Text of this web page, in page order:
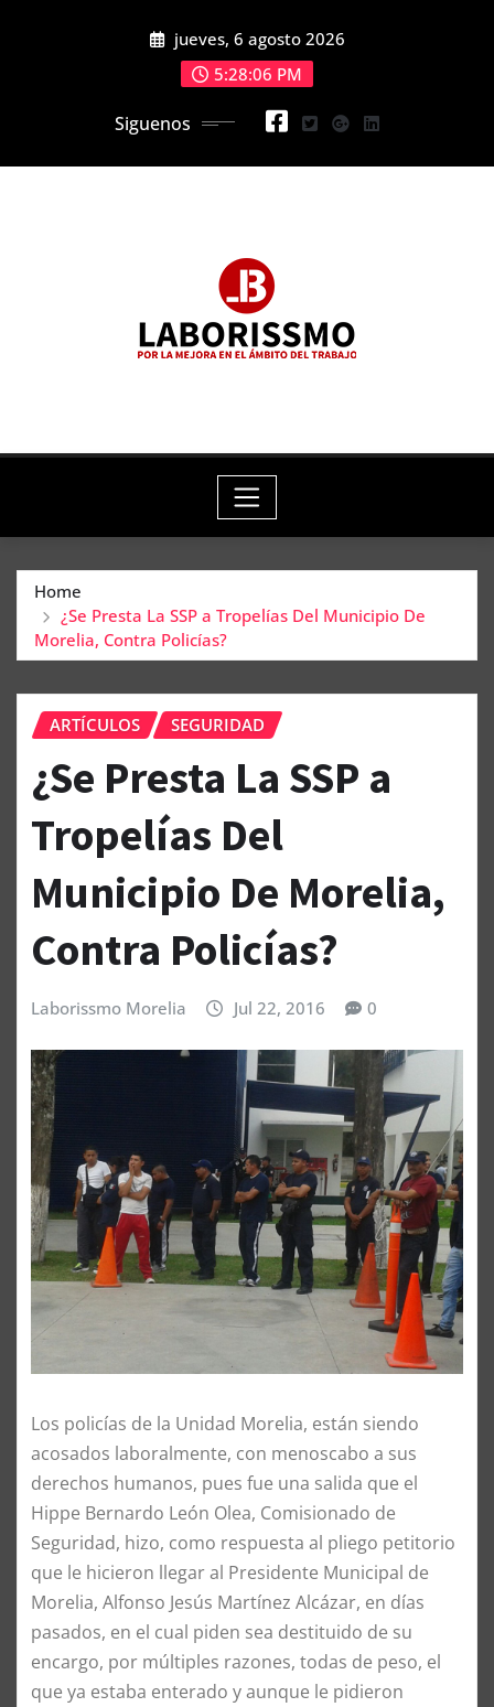
jueves, 6 agosto 2026
5:28:08 PM
Siguenos
Home
¿Se Presta La SSP a Tropelías Del Municipio De
Morelia, Contra Policías?
ARTÍCULOS SEGURIDAD
¿Se Presta La SSP a
Tropelías Del
Municipio De Morelia,
Contra Policías?
Laborissmo Morelia Jul 22, 2016 0
Los policías de la Unidad Morelia, están siendo
acosados laboralmente, con menoscabo a sus
derechos humanos, pues fue una salida que el
Hippe Bernardo León Olea, Comisionado de
Seguridad, hizo, como respuesta al pliego petitorio
que le hicieron llegar al Presidente Municipal de
Morelia, Alfonso Jesús Martínez Alcázar, en días
pasados, en el cual piden sea destituido de su
encargo, por múltiples razones, todas de peso, el
que ya estaba enterado y aunque le pidieron